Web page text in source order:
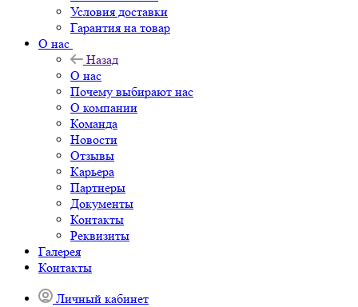
Условия доставки
Гарантия на товар
О нас
Назад
О нас
Почему выбирают нас
О компании
Команда
Новости
Отзывы
Карьера
Партнеры
Документы
Контакты
Реквизиты
Галерея
Контакты
Личный кабинет